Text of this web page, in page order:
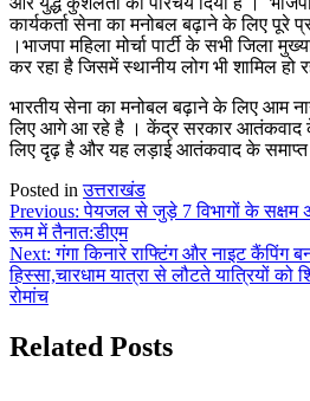
कार्यकर्ता सेना का मनोबल बढ़ाने के लिए पूरे
।भाजपा महिला मोर्चा पार्टी के सभी जिला
कर रहा है जिसमें स्थानीय लोग भी शामिल हो
भारतीय सेना का मनोबल बढ़ाने के लिए आम
लिए आगे आ रहे है । केंद्र सरकार
लिए दृढ़ है और यह लड़ाई आतंकवाद के समाप्त
Posted inउत्तराखंड
Post
navigation
Previous: पेयजल से जुड़े 7 विभागों के सक्षम
रूम में तैनात:डीएम
Next: गंगा किनारे राफ्टिंग और नाइट कैंपिंग
हिस्सा,चारधाम यात्रा से लौटते यात्रियों को
रोमांच
Related Posts